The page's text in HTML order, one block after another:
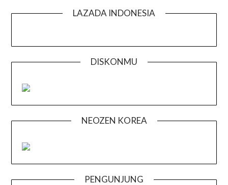
LAZADA INDONESIA
DISKONMU
NEOZEN KOREA
PENGUNJUNG